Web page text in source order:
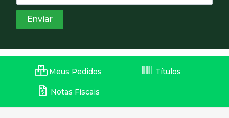
Meus Pedidos Títulos
Notas Fiscais